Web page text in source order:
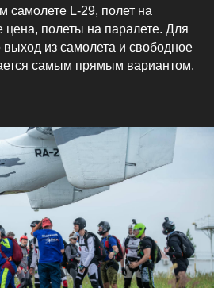
самолете L-29, полет на
цена, полеты на паралете. Для
выход из самолета и свободное
самым прямым вариантом.
защищены.